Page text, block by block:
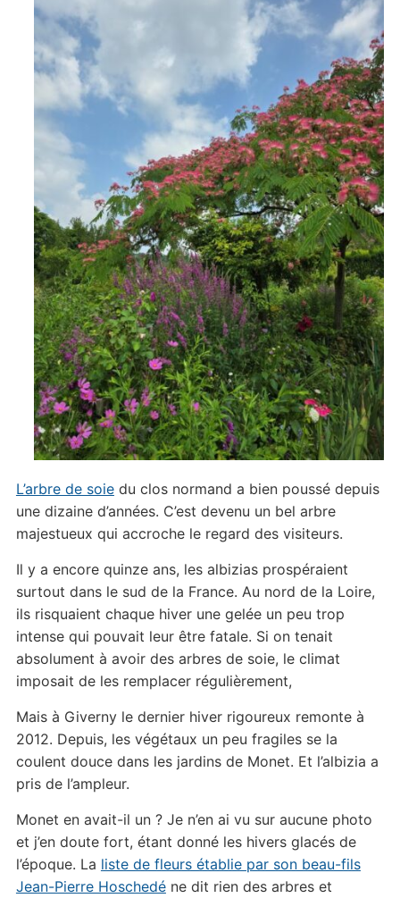
albizia
L’arbre de soiedu clos normand a bien poussé depuis
une dizaine d’années. C’est devenu un bel arbre
majestueux qui accroche le regard des visiteurs.
Il y a encore quinze ans, les albizias prospéraient
surtout dans le sud de la France. Au nord de la Loire,
ils risquaient chaque hiver une gelée un peu trop
intense qui pouvait leur être fatale. Si on tenait
absolument à avoir des arbres de soie, le climat
imposait de les remplacer régulièrement,
Mais à Giverny le dernier hiver rigoureux remonte à
2012. Depuis, les végétaux un peu fragiles se la
coulent douce dans les jardins de Monet. Et l’albizia a
pris de l’ampleur.
Monet en avait-il un ? Je n’en ai vu sur aucune photo
et j’en doute fort, étant donné les hivers glacés de
l’époque. La liste de fleurs établie par son beau-fils
Jean-Pierre Hoschedéne dit rien des arbres et